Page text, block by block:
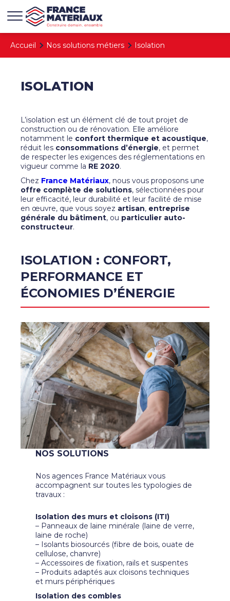
Accueil Nos solutions métiers Isolation
ISOLATION
L’isolation est un élément clé de tout projet de
construction ou de rénovation. Elle améliore
notamment le confort thermique et acoustique,
réduit les consommations d’énergie, et permet
de respecter les exigences des réglementations en
vigueur comme la RE 2020.
Chez France Matériaux, nous vous proposons une
offre complète de solutions, sélectionnées pour
leur efficacité, leur durabilité et leur facilité de mise
en œuvre, que vous soyez artisan, entreprise
générale du bâtiment, ou particulier auto-
constructeur.
ISOLATION : CONFORT,
PERFORMANCE ET
ÉCONOMIES D’ÉNERGIE
NOS SOLUTIONS
Nos agences France Matériaux vous
accompagnent sur toutes les typologies de
travaux :
Isolation des murs et cloisons (ITI)
– Panneaux de laine minérale (laine de verre,
laine de roche)
– Isolants biosourcés (fibre de bois, ouate de
cellulose, chanvre)
– Accessoires de fixation, rails et suspentes
– Produits adaptés aux cloisons techniques
et murs périphériques
Isolation des combles